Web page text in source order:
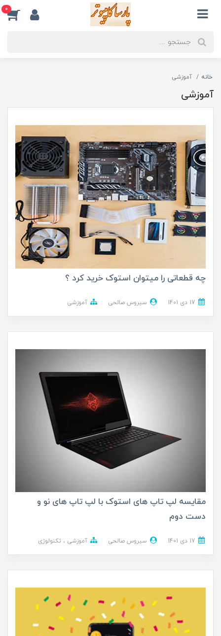
0
خانه آموزشی
آموزشی
چه قطعاتی را میتوان استوک خرید کرد ؟
سیروس صالحی آموزشی
مقایسه لپ‌ تاپ های استوک با لپ تاپ های نو و
دست دوم
سیروس صالحی آموزشی تکنولوژی